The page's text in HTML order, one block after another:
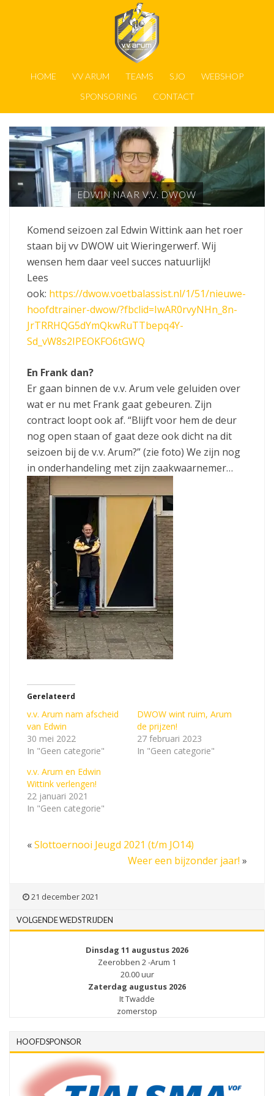
HOME VV ARUM TEAMS SJO
WEBSHOP
SPONSORING
CONTACT
EDWIN NAAR V.V. DWOW
Komend seizoen zal Edwin Wittink aan het roer
staan bij vv DWOW uit Wieringerwerf. Wij
wensen hem daar veel succes natuurlijk!
Lees
ook: https://dwow.voetbalassist.nl/1/51/nieuwe-
hoofdtrainer-dwow/?fbclid=IwAR0rvyNHn_8n-
JrTRRHQG5dYmQkwRuTTbepq4Y-
Sd_vW8s2IPEOKFO6tGWQ
En Frank dan?
Er gaan binnen de v.v. Arum vele geluiden over
wat er nu met Frank gaat gebeuren. Zijn
contract loopt ook af. “Blijft voor hem de deur
nog open staan of gaat deze ook dicht na dit
seizoen bij de v.v. Arum?” (zie foto) We zijn nog
in onderhandeling met zijn zaakwaarnemer…
Gerelateerd
v.v. Arum nam afscheid
van Edwin
30 mei 2022
In "Geen categorie"
DWOW wint ruim, Arum
de prijzen!
27 februari 2023
In "Geen categorie"
v.v. Arum en Edwin
Wittink verlengen!
22 januari 2021
In "Geen categorie"
«Slottoernooi Jeugd 2021 (t/m JO14)
Weer een bijzonder jaar! »
21 december 2021
VOLGENDE WEDSTRIJDEN
Dinsdag 11 augustus 2026
Zeerobben 2 -Arum 1
20.00 uur
Zaterdag augustus 2026
It Twadde
zomerstop
HOOFDSPONSOR